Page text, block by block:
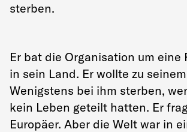
sterben.
Er bat die Organisation um eine
in sein Land. Er wollte zu
Wenigstens bei ihm sterben,
kein Leben geteilt hatten. Er
Europäer. Aber die Welt war in